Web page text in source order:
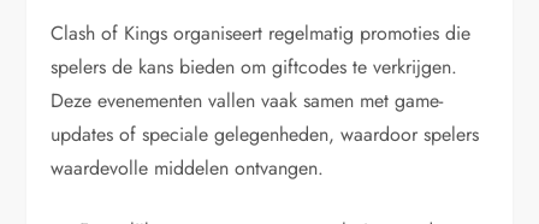
Clash of Kings organiseert regelmatig promoties die
spelers de kans bieden om giftcodes te verkrijgen.
Deze evenementen vallen vaak samen met game-
updates of speciale gelegenheden, waardoor spelers
waardevolle middelen ontvangen.